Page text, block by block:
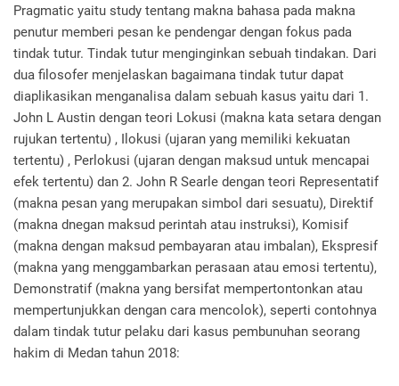
Pragmatic yaitu study tentang makna bahasa pada makna
penutur memberi pesan ke pendengar dengan fokus pada
tindak tutur. Tindak tutur menginginkan sebuah tindakan. Dari
dua filosofer menjelaskan bagaimana tindak tutur dapat
diaplikasikan menganalisa dalam sebuah kasus yaitu dari 1.
John L Austin dengan teori Lokusi (makna kata setara dengan
rujukan tertentu) , Ilokusi (ujaran yang memiliki kekuatan
tertentu) , Perlokusi (ujaran dengan maksud untuk mencapai
efek tertentu) dan 2. John R Searle dengan teori Representatif
(makna pesan yang merupakan simbol dari sesuatu), Direktif
(makna dnegan maksud perintah atau instruksi), Komisif
(makna dengan maksud pembayaran atau imbalan), Ekspresif
(makna yang menggambarkan perasaan atau emosi tertentu),
Demonstratif (makna yang bersifat mempertontonkan atau
mempertunjukkan dengan cara mencolok), seperti contohnya
dalam tindak tutur pelaku dari kasus pembunuhan seorang
hakim di Medan tahun 2018: